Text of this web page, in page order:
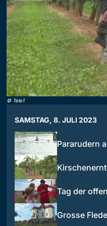
© Tele1
SAMSTAG, 8. JULI 2023
Pararudern
Tag der
Grosse